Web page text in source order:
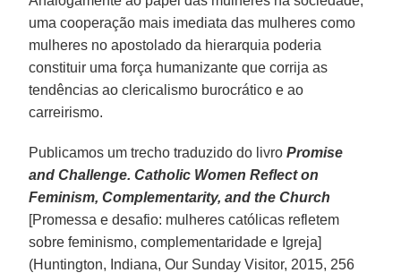
uma cooperação mais imediata das mulheres como
mulheres no apostolado da hierarquia poderia
constituir uma força humanizante que corrija as
tendências ao clericalismo burocrático e ao
carreirismo.
Publicamos um trecho traduzido do livroPromise
and Challenge. Catholic Women Reflect on
Feminism, Complementarity, and the Church
[Promessa e desafio: mulheres católicas refletem
sobre feminismo, complementaridade e Igreja]
(Huntington, Indiana, Our Sunday Visitor, 2015, 256